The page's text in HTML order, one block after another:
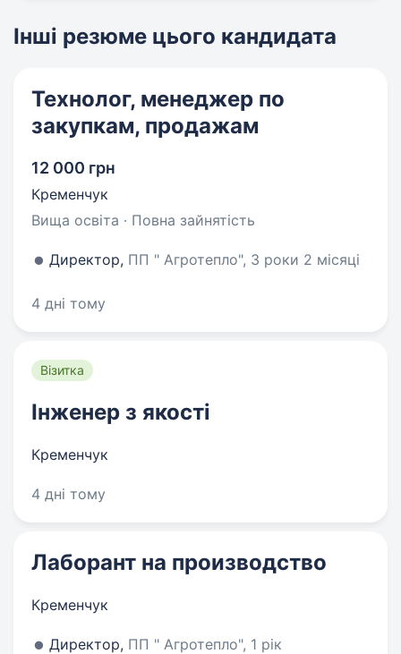
Інші резюме цього кандидата
Технолог, менеджер по
закупкам, продажам
12 000 грн
Кременчук
Вища освіта · Повна зайнятість
Директор, ПП " Агротепло", 3 роки 2 місяці
4 дні тому
Візитка
Інженер з якості
Кременчук
4 дні тому
Лаборант на производство
Кременчук
Директор, ПП " Агротепло", 1 рік